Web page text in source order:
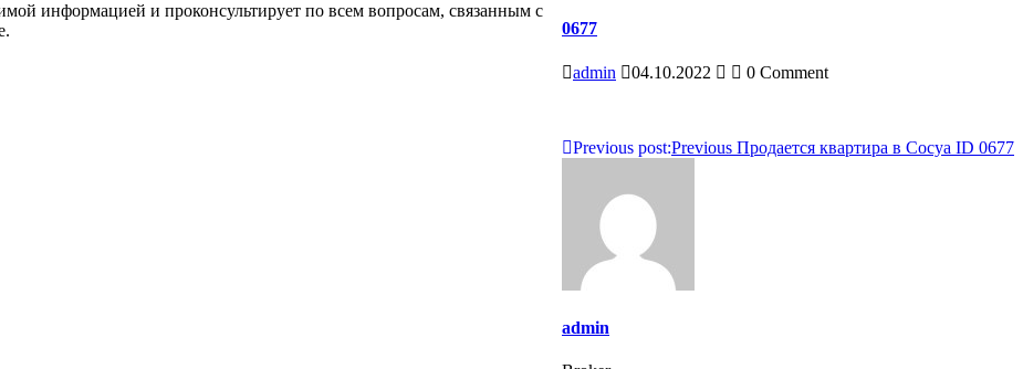
0677
admin 04.10.2022 0 Comment
Навигация
записям
Previous
Previous post: Продается квартира в Сосуа ID 0677
admin
информацией и проконсультирует по всем вопросам, связанным с